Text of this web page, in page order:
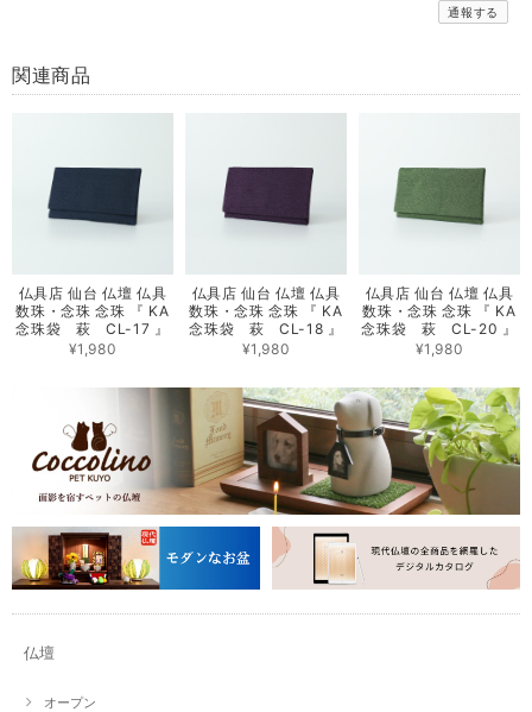
通報する
関連商品
仏具店 仙台 仏壇 仏具
数珠・念珠 念珠 『 KA
念珠袋 萩 CL-17 』
¥1,980
仏具店 仙台 仏壇 仏具
数珠・念珠 念珠 『 KA
念珠袋 萩 CL-18 』
¥1,980
仏具店 仙台 仏壇 仏具
数珠・念珠 念珠 『 KA
念珠袋 萩 CL-20 』
¥1,980
仏壇
オープン